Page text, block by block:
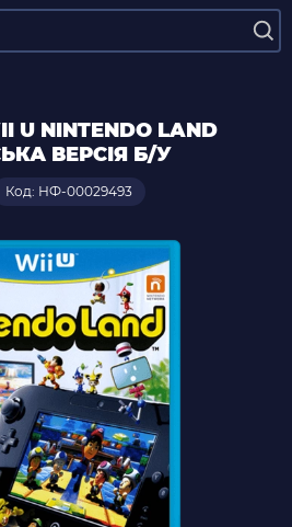
U NINTENDO LAND
ВЕРСІЯ Б/У
Код: НФ-00029493